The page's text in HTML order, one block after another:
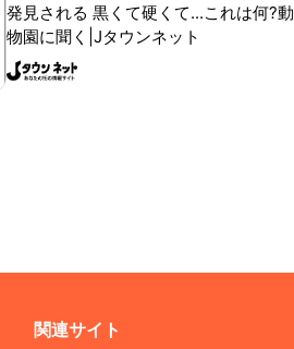
発見される 黒くて硬くて...これは何?動
物園に聞く|Jタウンネット
関連サイト